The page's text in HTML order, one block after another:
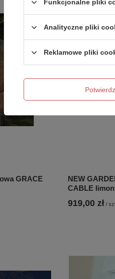
GRACE
NEW
CABLE
919,00 zł /
Funkcjonalne pliki
Analityczne pliki
Reklamowe pliki